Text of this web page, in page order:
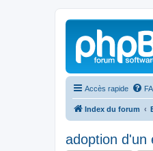
Accès rapide
Index du forum
adoption d'un